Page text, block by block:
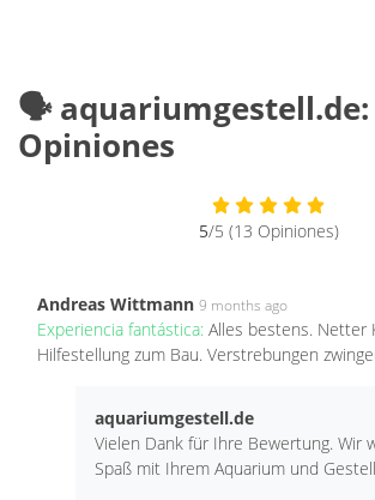
🗣️ aquariumgestell.de:
Opiniones
5/5 (13 Opiniones)
Andreas Wittmann 9 months ago
Experiencia fantástica: Alles bestens. Netter
Hilfestellung zum Bau. Verstrebungen
aquariumgestell.de
Vielen Dank für Ihre Bewertung. Wir
Spaß mit Ihrem Aquarium und